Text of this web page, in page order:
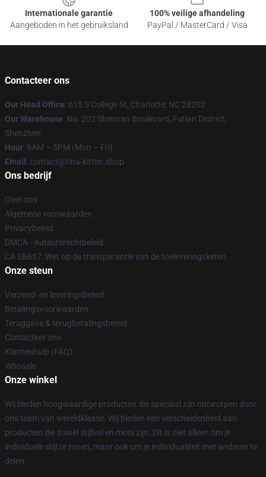
Internationale garantie
Aangeboden in het gebruiksland
100% veilige afhandeling
PayPal / MasterCard / Visa
Contacteer ons
Our Head Office: 615 S College St, Charlotte, NC 28202
Our Warehouse: No. 202 Shennan Boulevard, Futian District,
Shenzhen
Hour: 9AM – 5PM (Mon – Fri)
Email : contact@tina-kitten.shop
Ons bedrijf
Over ons
Algemene voorwaarden
Privacybeleid
DMCA - Auteursrechtbeleid
CA SB657: Wet op de transparantie van de toeleveringsketen
Onze steun
Verzend- en leveringsbeleid
Betalingsvoorwaarden
Teruggave & terugbetalingsbeleid
Contacteer ons
Klantenhulp (FAQ)
Whosale
Onze winkel
Wij bieden hoogwaardige producten die speciaal zijn ontworpen door
ons team van wereldklasse. Wij bieden een verscheidenheid aan
producten die zowel stijlvol en mooi zijn. Dit is niet alleen om je
individuele stijl te tonen, maar ook om je individualiteit met anderen te
delen.